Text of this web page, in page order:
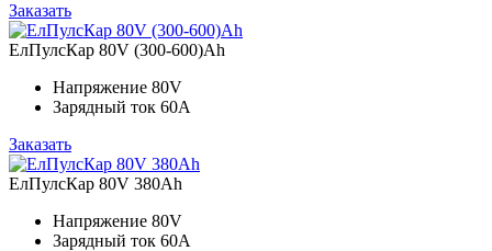
Заказать
ЕлПулсКар 80V (300-600)Ah
Напряжение 80V
Зарядный ток 60A
Заказать
ЕлПулсКар 80V 380Ah
Напряжение 80V
Зарядный ток 60A